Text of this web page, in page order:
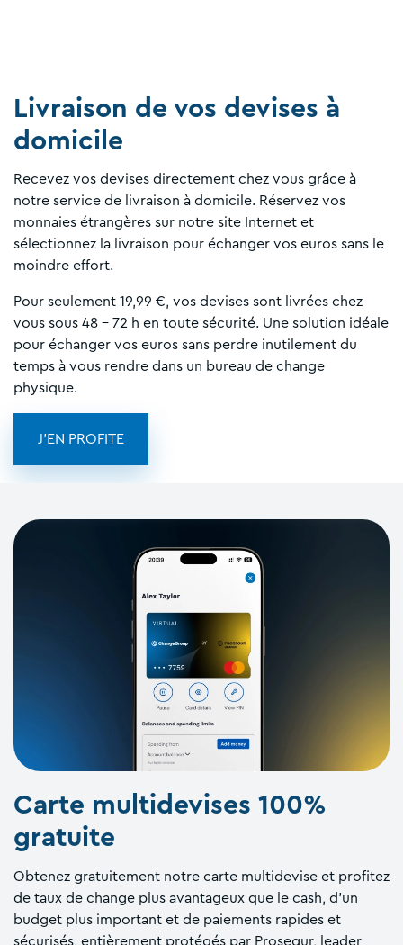
Livraison de vos devises à
domicile
Recevez vos devises directement chez vous grâce à
notre service de livraison à domicile. Réservez vos
monnaies étrangères sur notre site Internet et
sélectionnez la livraison pour échanger vos euros sans le
moindre effort.
Pour seulement 19,99 €, vos devises sont livrées chez
vous sous 48 - 72 h en toute sécurité. Une solution idéale
pour échanger vos euros sans perdre inutilement du
temps à vous rendre dans un bureau de change
physique.
J'EN PROFITE
Carte multidevises 100%
gratuite
Obtenez gratuitement notre carte multidevise et profitez
de taux de change plus avantageux que le cash, d'un
budget plus important et de paiements rapides et
sécurisés, entièrement protégés par Prosegur, leader